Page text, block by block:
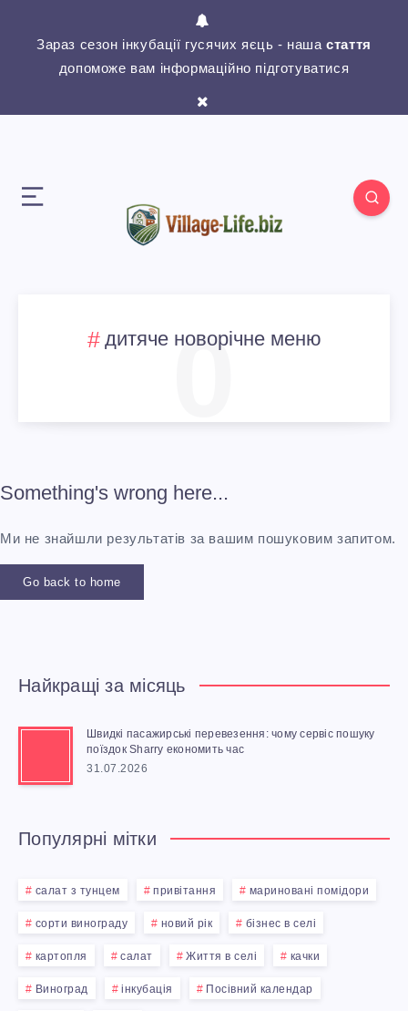
Зараз сезон інкубації гусячих яєць - нашастаття
допоможе вам інформаційно підготуватися
дитяче новорічне меню
0
Something's wrong here...
Ми не знайшли результатів за вашим пошуковим запитом.
Go back to home
Найкращі за місяць
Швидкі пасажирські перевезення: чому сервіс пошуку
поїздок Sharry економить час
31.07.2026
Популярні мітки
салат з тунцем привітання мариновані помідори
сорти винограду новий рік бізнес в селі
картопля салат Життя в селі качки
Виноград інкубація Посівний календар